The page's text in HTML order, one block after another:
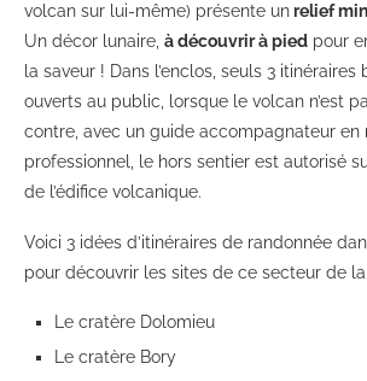
volcan sur lui-même) présente unrelief
Un décor lunaire, à découvrir à pied pour
la saveur ! Dans l’enclos, seuls 3 itinéraires
ouverts au public, lorsque le volcan n’est
contre, avec un guide accompagnateur en
professionnel, le hors sentier est autorisé
de l’édifice volcanique.
Voici 3 idées d’itinéraires de randonnée
pour découvrir les sites de ce secteur de la
Le cratère Dolomieu
Le cratère Bory